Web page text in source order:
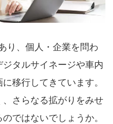
り、個人・企業を問わ
タルサイネージや車内
移行してきています。
さらなる拡がりをみせ
ではないでしょうか。